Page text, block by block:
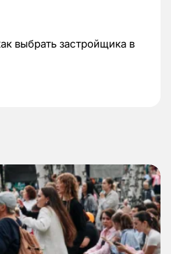
выбрать застройщика в